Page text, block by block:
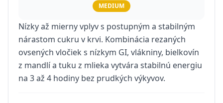
MEDIUM
Nízky až mierny vplyv s postupným a stabilným
nárastom cukru v krvi. Kombinácia rezaných
ovsených vločiek s nízkym GI, vlákniny, bielkovín
z mandlí a tuku z mlieka vytvára stabilnú energiu
na 3 až 4 hodiny bez prudkých výkyvov.